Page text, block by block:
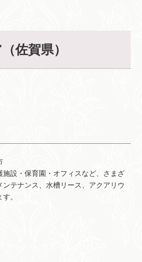
佐賀県）
施設・保育園・オフィスなど、さまざ
ンテナンス、水槽リース、アクアリウ
。